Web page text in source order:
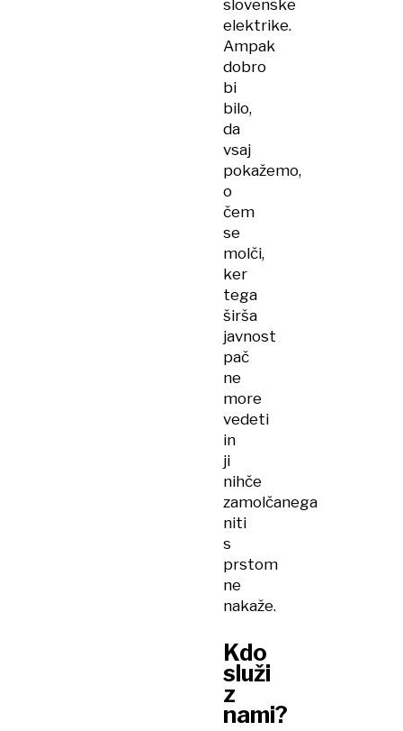
slovenske
elektrike.
Ampak
dobro
bi
bilo,
da
vsaj
pokažemo,
o
čem
se
molči,
ker
tega
širša
javnost
pač
ne
more
vedeti
in
ji
nihče
zamolčanega
niti
s
prstom
ne
nakaže.
Kdo
služi
z
nami?